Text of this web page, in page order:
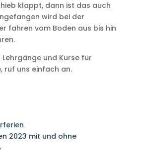
klappt, dann ist das auch
wird bei der
fahren vom Boden aus bis hin
und Kurse für
ruf uns einfach an.
2023 mit und ohne